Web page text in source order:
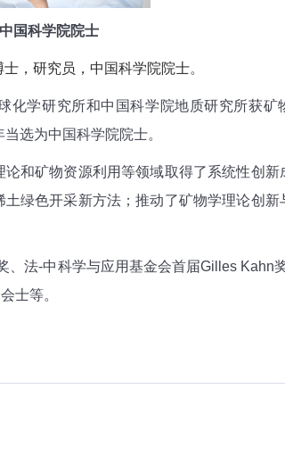
中国科学院院士
士，研究员，中国科学院院士。
研究所和中国科学院地质研究所获矿
选为中国科学院院士。
矿物资源利用等领域取得了系统性创新
绿色开采新方法；推动了矿物学理论创
-中科学与应用基金会首届Gilles Kahn
士等。